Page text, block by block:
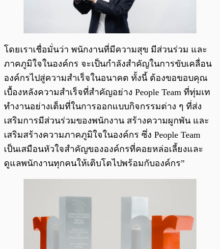
โดยเราเชื่อมั่นว่า พนักงานที่มีความสุข มีส่วนร่วม และ
ภาคภูมิใจในองค์กร จะเป็นกำลังสำคัญในการขับเคลื่อน
องค์กรไปสู่ความสำเร็จในอนาคต ทั้งนี้ ต้องขอขอบคุณ
เบื้องหลังความสำเร็จที่สำคัญอย่าง People Team ที่ทุ่มเท
ทำงานอย่างเต็มที่ในการออกแบบกิจกรรมต่าง ๆ ที่ส่ง
เสริมการมีส่วนร่วมของพนักงาน สร้างความผูกพัน และ
เสริมสร้างความภาคภูมิใจในองค์กร ซึ่ง People Team
เป็นเสมือนหัวใจสำคัญขององค์กรที่คอยหล่อเลี้ยงและ
ดูแลพนักงานทุกคนให้เติบโตไปพร้อมกับองค์กร”